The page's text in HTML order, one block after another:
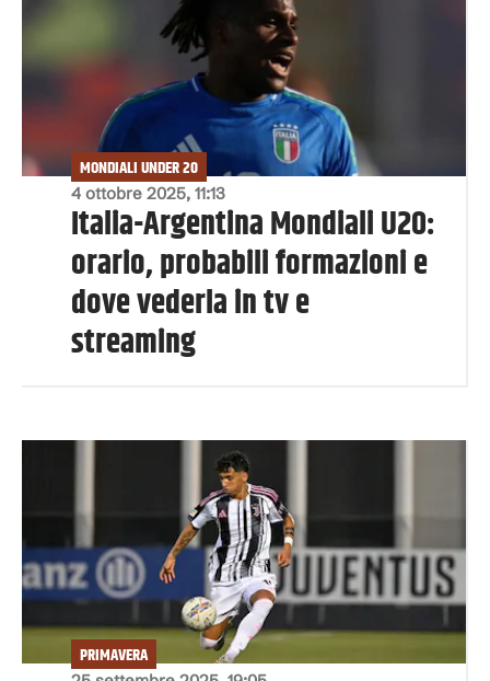
4 ottobre 2025, 11:13
MONDIALI UNDER 20
Italia-Argentina Mondiali U20:
orario, probabili formazioni e
dove vederla in tv e
streaming
PRIMAVERA